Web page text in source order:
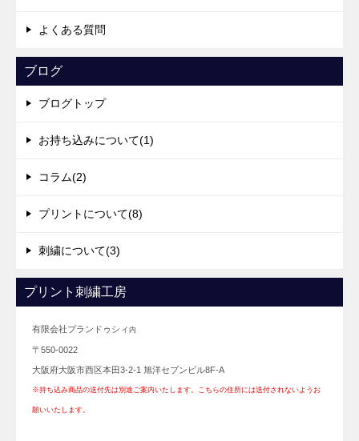
よくある質問
ブログ
ブログトップ
お持ち込みについて(1)
コラム(2)
プリントについて(8)
刺繍について(3)
プリント刺繍工房
有限会社プランドゥシィ 内
〒550-0022
大阪府大阪市西区本田3-2-1 旭洋セブンビル8F-A
※持ち込み商品の送付先は別途ご案内いたします。こちらの住所には送付されないようお
願いいたします。